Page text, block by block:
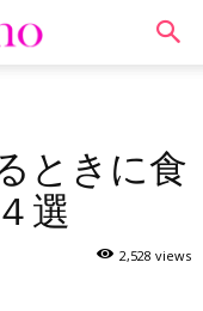
ときに食
選
2,528 views